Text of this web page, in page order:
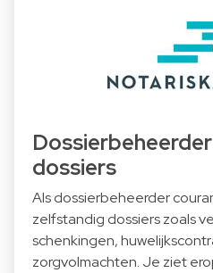
dossiers
Als dossierbeheerder
zelfstandig dossiers zoals
schenkingen,
zorgvolmachten. Je ziet